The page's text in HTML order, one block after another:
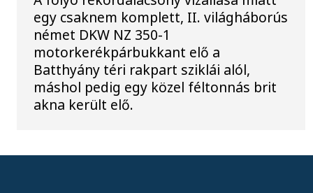
egy csaknem komplett, II. világháborús
német DKW NZ 350-1
motorkerékpárbukkant elő a
Batthyány téri rakpart sziklái alól,
máshol pedig egy közel féltonnás brit
akna került elő.